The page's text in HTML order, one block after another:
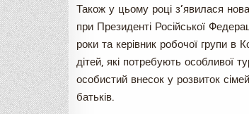
Також у цьому році з’явилася
при Президенті Російської
роки та керівник робочої групи в
дітей, які потребують особливої
особистий внесок у розвиток
батьків.